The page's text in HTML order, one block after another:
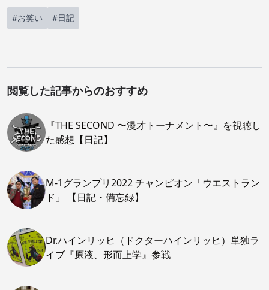
#お笑い #日記
閲覧した記事からのおすすめ
『THE SECOND 〜漫才トーナメント〜』を視聴し
た感想【日記】
M-1グランプリ2022 チャンピオン「ウエストラン
ド」 【日記・備忘録】
Dr.ハインリッヒ（ドクターハインリッヒ）単独ラ
イブ『原液、形而上学』参戦